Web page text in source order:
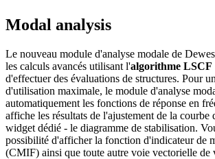
Modal analysis
Le nouveau module d'analyse modale de
les calculs avancés utilisant l'algorithme LSCF
d'effectuer des évaluations de structures. Pour
d'utilisation maximale, le module d'analyse
automatiquement les fonctions de réponse en
affiche les résultats de l'ajustement de la courbe
widget dédié - le diagramme de stabilisation.
possibilité d'afficher la fonction d'indicateur de
(CMIF) ainsi que toute autre voie vectorielle de